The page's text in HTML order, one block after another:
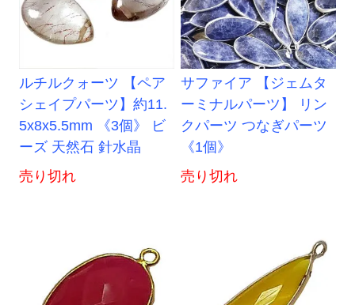
ルチルクォーツ 【ペア
シェイプパーツ】約11.
5x8x5.5mm 《3個》 ビ
ーズ 天然石 針水晶
売り切れ
サファイア 【ジェムタ
ーミナルパーツ】 リン
クパーツ つなぎパーツ
《1個》
売り切れ